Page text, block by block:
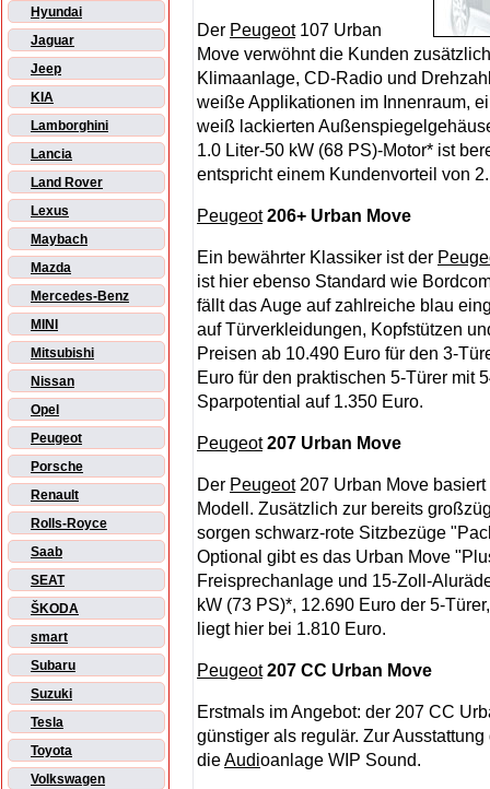
Hyundai
Jaguar
Jeep
KIA
Lamborghini
Lancia
Land Rover
Lexus
Maybach
Mazda
Mercedes-Benz
MINI
Mitsubishi
Nissan
Opel
Peugeot
Porsche
Renault
Rolls-Royce
Saab
SEAT
ŠKODA
smart
Subaru
Suzuki
Tesla
Toyota
Volkswagen
Der Peugeot107 Urban
Move verwöhnt die Kunden
Klimaanlage, CD-Radio und
weiße Applikationen im Innenraum,
weiß lackierten
1.0 Liter-50 kW (68 PS)-Motor* ist
entspricht einem Kundenvorteil von
Peugeot206+ Urban Move
Ein bewährter Klassiker ist der
ist hier ebenso Standard wie
fällt das Auge auf zahlreiche blau
auf Türverkleidungen, Kopfstützen
Preisen ab 10.490 Euro für den 3-
Euro für den praktischen 5-Türer mit
Sparpotential auf 1.350 Euro.
Peugeot207 Urban Move
Der Peugeot207 Urban Move basiert
Modell. Zusätzlich zur bereits
sorgen schwarz-rote Sitzbezüge
Optional gibt es das Urban Move
Freisprechanlage und 15-Zoll-
kW (73 PS)*, 12.690 Euro der 5-
liegt hier bei 1.810 Euro.
Peugeot207 CC Urban Move
Erstmals im Angebot: der 207 CC
günstiger als regulär. Zur
dieAudioanlage WIP Sound.